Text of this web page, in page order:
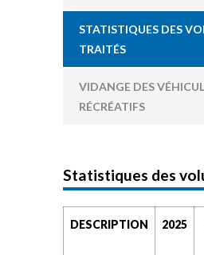
STATISTIQUES DES
TRAITÉS
VIDANGE DES
RÉCRÉATIFS
Statistiques des
DESCRIPTION 2025